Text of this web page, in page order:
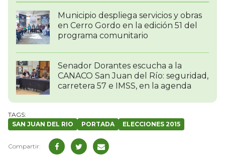
Municipio despliega servicios y obras
en Cerro Gordo en la edición 51 del
programa comunitario
Senador Dorantes escucha a la
CANACO San Juan del Río: seguridad,
carretera 57 e IMSS, en la agenda
SAN JUAN DEL RIO PORTADA ELECCIONES 2015